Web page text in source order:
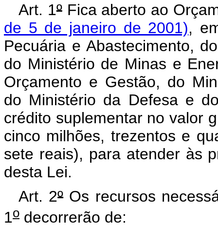
Art. 1ºFica aberto ao
de 5 de janeiro de 2001),
Pecuária e Abastecimento,
do Ministério de Minas e
Orçamento e Gestão, do
do Ministério da Defesa e
crédito suplementar no valor
cinco milhões, trezentos e
sete reais), para atender às
desta Lei.
Art. 2ºOs recursos
1o decorrerão de: